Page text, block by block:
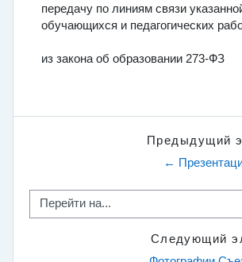
передачу по линиям связи
обучающихся и педагогических
из закона об образовании 273-ФЗ
Предыдущий
←
Перейти на...
Следующий